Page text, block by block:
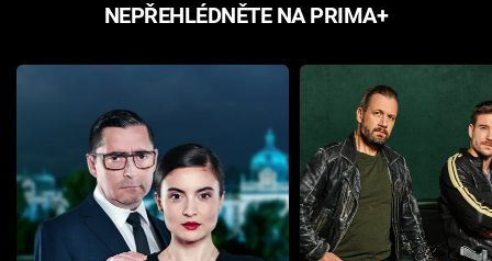
NEPŘEHLÉDNĚTE NA PRIMA+